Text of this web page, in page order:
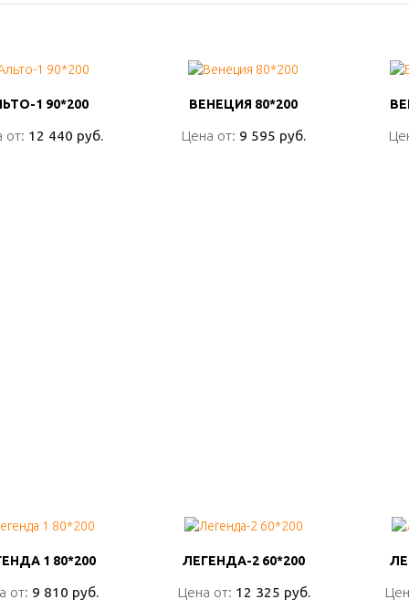
1 90*200
от: 12 440 руб.
1 90*200
от: 12 440 руб.
ВЕНЕЦИЯ 80*200
Цена от: 9 595 руб.
ВЕНЕЦИЯ 80*200
Цена от: 9 595 руб.
1 80*200
от: 9 810 руб.
1 80*200
от: 9 810 руб.
ЛЕГЕНДА-2 60*200
Цена от: 12 325 руб.
ЛЕГЕНДА-2 60*200
Цена от: 12 325 руб.